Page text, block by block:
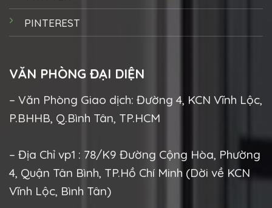
PINTEREST
VĂN PHÒNG ĐẠI DIỆN
– Văn Phòng Giao dịch: Đường 4, KCN Vĩnh Lộc,
P.BHHB, Q.Bình Tân, TP.HCM
– Địa Chỉ vp1 : 78/K9 Đường Cộng Hòa, Phường
4, Quận Tân Bình, TP.Hồ Chí Minh (Dời về KCN
Vĩnh Lộc, Bình Tân)